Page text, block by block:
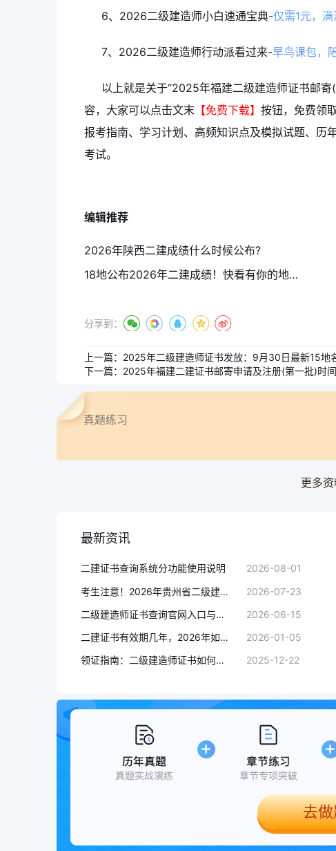
6、2026二级建造师小白速通宝典-仅需1元，
7、2026二级建造师行动派看过来-早鸟课包，
以上就是关于“2025年福建二级建造师证书邮
容，大家可以点击文末 【免费下载】 按钮，免费领
报考指南、学习计划、高频知识点及模拟试题、历
考试。
编辑推荐
2026年陕西二建成绩什么时候公布?
18地公布2026年二建成绩！快看有你的地区吗？
分享到：
上一篇： 2025年二级建造师证书发放：9月30日最新15地
下一篇： 2025年福建二建证书邮寄申请及注册(第一批)时间
真题练习
更多
最新资讯
二建证书查询系统分功能使用说明 2026-08-01
考生注意！2026年贵州省二级建造师证书可以领取啦！
2026-07-23
二级建造师证书查询官网入口与流程详解
2026-06-15
二建证书有效期几年，2026年如何安排报考
2026-01-05
领证指南：二级建造师证书如何下载？
2025-12-22
去